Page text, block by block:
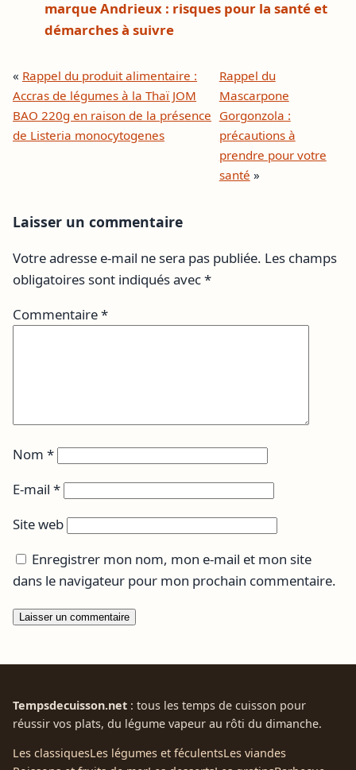
marque Andrieux : risques pour la santé et
démarches à suivre
« Rappel du produit alimentaire :
Accras de légumes à la Thaï JOM
BAO 220g en raison de la présence
de Listeria monocytogenes
Rappel du
Mascarpone
Gorgonzola :
précautions à
prendre pour votre
santé »
Laisser un commentaire
Votre adresse e-mail ne sera pas publiée. Les champs
obligatoires sont indiqués avec*
Commentaire*
Nom *
E-mail *
Site web
Enregistrer mon nom, mon e-mail et mon site
dans le navigateur pour mon prochain commentaire.
Tempsdecuisson.net : tous les temps de cuisson pour
réussir vos plats, du légume vapeur au rôti du dimanche.
Les classiquesLes légumes et féculentsLes viandes